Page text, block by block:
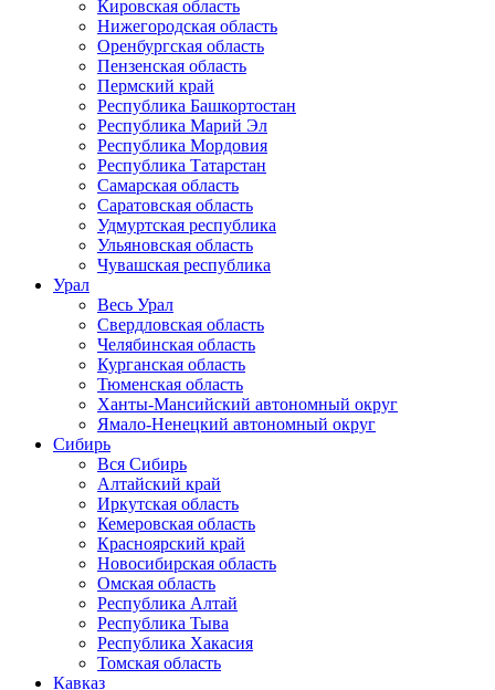
Кировская область
Нижегородская область
Оренбургская область
Пензенская область
Пермский край
Республика Башкортостан
Республика Марий Эл
Республика Мордовия
Республика Татарстан
Самарская область
Саратовская область
Удмуртская республика
Ульяновская область
Чувашская республика
Урал
Весь Урал
Свердловская область
Челябинская область
Курганская область
Тюменская область
Ханты-Мансийский автономный округ
Ямало-Ненецкий автономный округ
Сибирь
Вся Сибирь
Алтайский край
Иркутская область
Кемеровская область
Красноярский край
Новосибирская область
Омская область
Республика Алтай
Республика Тыва
Республика Хакасия
Томская область
Кавказ